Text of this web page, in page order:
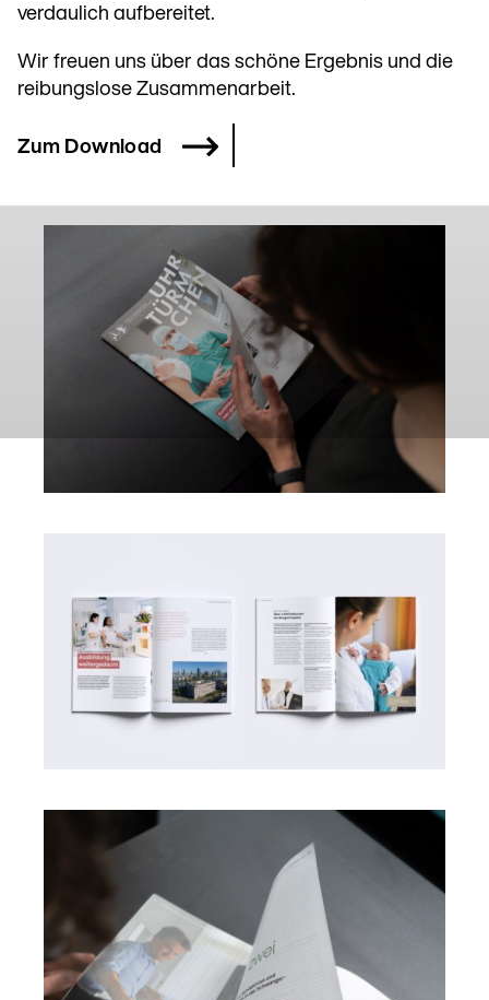
verdaulich aufbereitet.
Wir freuen uns über das schöne Ergebnis und die
reibungslose Zusammenarbeit.
Zum Download